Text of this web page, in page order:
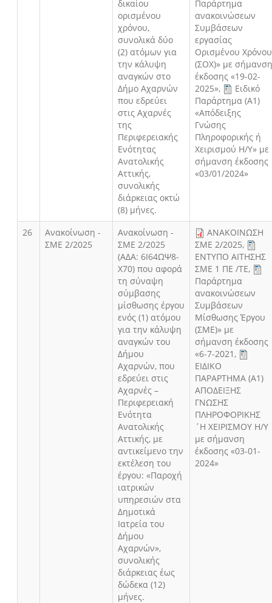
δικαίου
ορισμένου
χρόνου,
συνολικά δύο
(2) ατόμων για
την κάλυψη
αναγκών στο
Δήμο Αχαρνών
που εδρεύει
στις Αχαρνές
της
Περιφερειακής
Ενότητας
Ανατολικής
Αττικής,
συνολικής
διάρκειας οκτώ
(8) μήνες.
Παράρτημα
ανακοινώσεων
Συμβάσεων
εργασίας
Ορισμένου Χρόνου
(ΣΟΧ)» με
έκδοσης «19-02-
2025»,
Ειδικό
Παράρτημα (Α1)
«Απόδειξης
Γνώσης
Πληροφορικής ή
Χειρισμού Η/Υ» με
σήμανση έκδοσης
«03/01/2024»
26
Ανακοίνωση -
ΣΜΕ 2/2025
Ανακοίνωση -
ΣΜΕ 2/2025
(ΑΔΑ: 6Ι64ΩΨ8-
Χ70) που αφορά
τη σύναψη
σύμβασης
μίσθωσης έργου
ενός (1) ατόμου
για την κάλυψη
αναγκών του
Δήμου
Αχαρνών, που
εδρεύει στις
Αχαρνές –
Περιφερειακή
Ενότητα
Ανατολικής
Αττικής, με
αντικείμενο την
εκτέλεση του
έργου: «Παροχή
ιατρικών
υπηρεσιών στα
Δημοτικά
Ιατρεία του
Δήμου
Αχαρνών»,
συνολικής
διάρκειας έως
δώδεκα (12)
μήνες.
ΑΝΑΚΟΙΝΩΣΗ
ΣΜΕ 2/2025,
ΕΝΤΥΠΟ ΑΙΤΗΣΗΣ
ΣΜΕ 1 ΠΕ /ΤΕ,
Παράρτημα
ανακοινώσεων
Συμβάσεων
Μίσθωσης Έργου
(ΣΜΕ)» με
σήμανση έκδοσης
«6-7-2021 ,
ΕΙΔΙΚΟ
ΠΑΡΑΡΤΗΜΑ (Α1)
ΑΠΟΔΕΙΞΗΣ
ΓΝΩΣΗΣ
ΠΛΗΡΟΦΟΡΙΚΗΣ
΄Η ΧΕΙΡΙΣΜΟΥ Η/Υ
με σήμανση
έκδοσης «03-01-
2024»